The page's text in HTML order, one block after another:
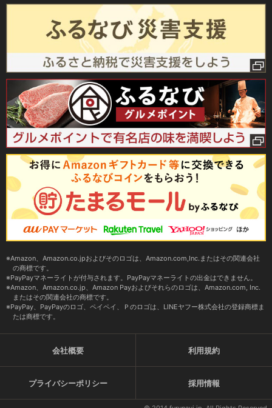
Amazon、Amazon.co.jpおよびそのロゴは、Amazon.com,Inc.またはその関連会社
の商標です。
PayPayマネーライトが付与されます。PayPayマネーライトの出金はできません。
Amazon、Amazon.co.jp、Amazon Payおよびそれらのロゴは、Amazon.com, Inc.
またはその関連会社の商標です。
PayPay、PayPayのロゴ、ペイペイ、Ｐのロゴは、LINEヤフー株式会社の登録商標ま
たは商標です。
会社概要 利用規約
プライバシーポリシー 採用情報